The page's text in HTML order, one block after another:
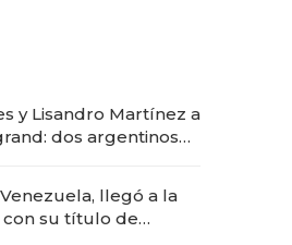
y Lisandro Martínez a
dos argentinos
llegó a la
su título de